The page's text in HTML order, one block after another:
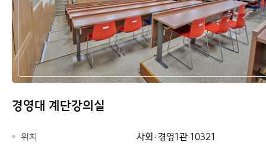
경영대 계단강의실
위치
사회·경영1관 10321